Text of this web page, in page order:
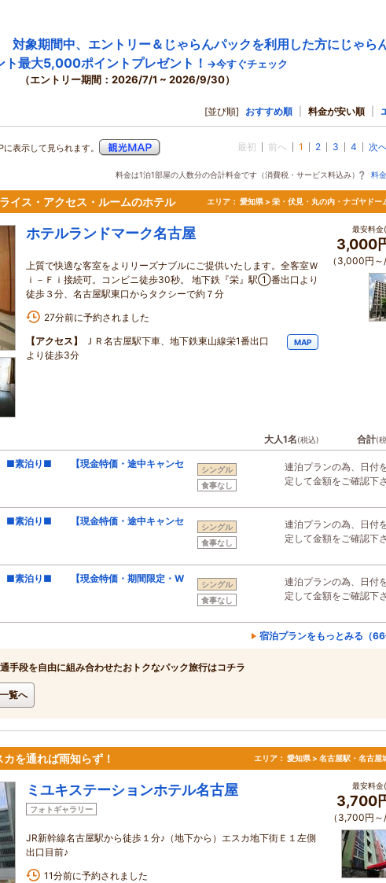
対象期間中、エントリー＆じゃらんパックを利用した方にじゃら
ト最大5,000ポイントプレゼント！ →今すぐチェック
（エントリー期間：2026/7/1 ~ 2026/9/30）
[並び順] おすすめ順 料金が安い順
表示して見られます。 最初 前へ 1 2 3 4 次
料金は1泊1部屋の人数分の合計料金です（消費税・サービス料込み） 料
イス・アクセス・ルームのホテル エリア： 愛知県 > 栄・伏見・丸の内・ナゴヤドー
ホテルランドマーク名古屋
上質で快適な客室をよりリーズナブルにご提供いたします。全客室Ｗ
ｉ－Ｆｉ接続可。コンビニ徒歩30秒。 地下鉄『栄』駅①番出口より
徒歩３分、名古屋駅東口からタクシーで約７分
27分前に予約されました
【アクセス】
ＪＲ名古屋駅下車、地下鉄東山線栄1番出口
より徒歩3分
MAP
最安料金
3,000
（3,000円～/
大人1名(税込) 合計(
■素泊り■ 【現金特価・途中キャンセ
シングル
食事なし
連泊プランの為、日付
定して金額をご確認下
■素泊り■ 【現金特価・途中キャンセ
シングル
食事なし
連泊プランの為、日付
定して金額をご確認下
■素泊り■ 【現金特価・期間限定・W
シングル
食事なし
連泊プランの為、日付
定して金額をご確認下
宿泊プランをもっとみる（66
手段を自由に組み合わせたおトクなパック旅行はコチラ
覧へ
を通れば雨知らず！ エリア： 愛知県 > 名古屋駅・名古屋
ミユキステーションホテル名古屋
フォトギャラリー
JR新幹線名古屋駅から徒歩１分♪（地下から）エスカ地下街Ｅ１左側
出口目前♪
11分前に予約されました
最安料金
3,700
（3,700円～/